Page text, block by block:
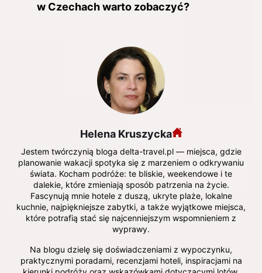
w Czechach warto zobaczyć?
Helena Kruszycka
Jestem twórczynią bloga delta-travel.pl — miejsca, gdzie
planowanie wakacji spotyka się z marzeniem o odkrywaniu
świata. Kocham podróże: te bliskie, weekendowe i te
dalekie, które zmieniają sposób patrzenia na życie.
Fascynują mnie hotele z duszą, ukryte plaże, lokalne
kuchnie, najpiękniejsze zabytki, a także wyjątkowe miejsca,
które potrafią stać się najcenniejszym wspomnieniem z
wyprawy.
Na blogu dzielę się doświadczeniami z wypoczynku,
praktycznymi poradami, recenzjami hoteli, inspiracjami na